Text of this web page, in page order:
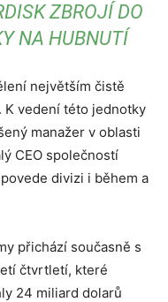
ZBROJÍ DO
NA HUBNUTÍ
největším čistě
vedení této jednotky
manažer v oblasti
CEO společností
divizi i během a
přichází současně s
čtvrtletí, které
24 miliard dolarů